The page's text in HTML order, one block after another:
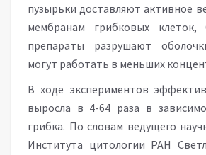
пузырьки доставляют активное
мембранам грибковых клеток,
препараты разрушают
могут работать в меньших
В ходе экспериментов
выросла в 4-64 раза в
грибка. По словам ведущего
Института цитологии РАН